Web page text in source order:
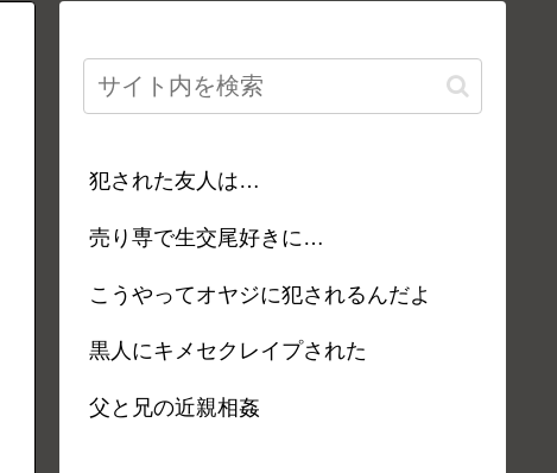
犯された友人は…
売り専で生交尾好きに…
こうやってオヤジに犯されるんだよ
黒人にキメセクレイプされた
父と兄の近親相姦